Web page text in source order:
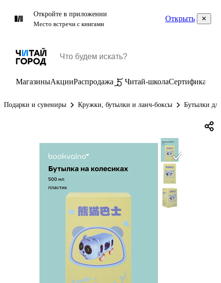
Откройте в приложении
Место встречи с книгами
Открыть
МагазиныАкцииРаспродажа Читай-школаСертификаты
Подарки и сувениры Кружки, бутылки и ланч-боксы Бутылки